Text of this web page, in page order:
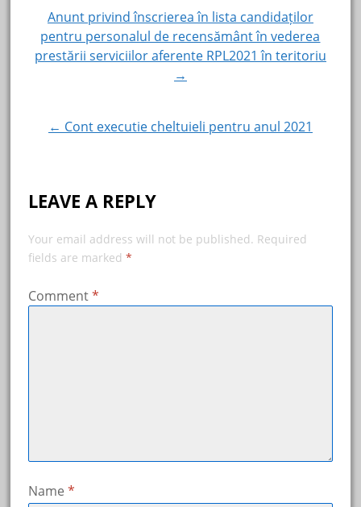
Post
navigation
Anunt privind înscrierea în lista candidaților
pentru personalul de recensământ în vederea
prestării serviciilor aferente RPL2021 în teritoriu
→
← Cont executie cheltuieli pentru anul 2021
LEAVE A REPLY
Your email address will not be published. Required
fields are marked *
Comment*
Name *